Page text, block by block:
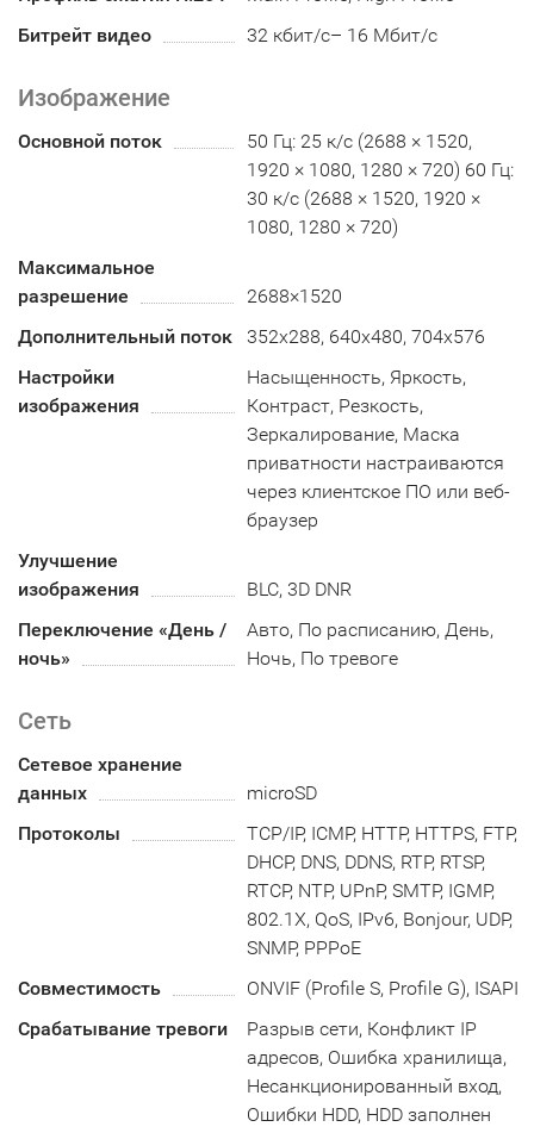
Битрейт видео
32 кбит/с– 16 Мбит/с
Изображение
Основной поток
50 Гц: 25 к/с (2688 × 1520,
1920 × 1080, 1280 × 720) 60 Гц:
30 к/с (2688 × 1520, 1920 ×
1080, 1280 × 720)
Максимальное
разрешение
2688×1520
Дополнительный поток
352х288, 640x480, 704x576
Настройки
изображения
Насыщенность, Яркость,
Контраст, Резкость,
Зеркалирование, Маска
приватности настраиваются
через клиентское ПО или веб-
браузер
Улучшение
изображения
BLC, 3D DNR
Переключение «День /
ночь»
Авто, По расписанию, День,
Ночь, По тревоге
Сеть
Сетевое хранение
данных
microSD
Протоколы
TCP/IP, ICMP, HTTP, HTTPS, FTP,
DHCP, DNS, DDNS, RTP, RTSP,
RTCP, NTP, UPnP, SMTP, IGMP,
802.1X, QoS, IPv6, Bonjour, UDP,
SNMP, PPPoE
Совместимость
ONVIF (Profile S, Profile G), ISAPI
Срабатывание тревоги
Разрыв сети, Конфликт IP
адресов, Ошибка хранилища,
Несанкционированный вход,
Ошибки HDD, HDD заполнен